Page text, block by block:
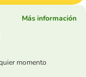
Más información
momento